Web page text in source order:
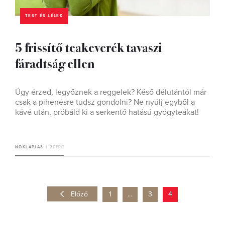
TEST ÉS LÉLEK
5 frissítő teakeverék tavaszi
fáradtság ellen
Úgy érzed, legyőznek a reggelek? Késő délutántól már
csak a pihenésre tudsz gondolni? Ne nyúlj egyből a
kávé után, próbáld ki a serkentő hatású gyógyteákat!
NOKLAPJA3 2 PERC
Előző 1 … 3 4